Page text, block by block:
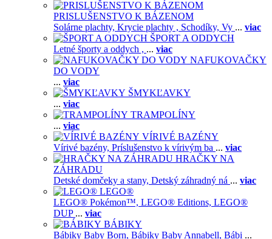
PRISLUŠENSTVO K BÁZENOM
Solárne plachty, Krycie plachty , Schodíky, Vy ... viac
ŠPORT A ODDYCH
Letné športy a oddych , ... viac
NAFUKOVAČKY
DO VODY
... viac
ŠMYKĽAVKY
... viac
TRAMPOLÍNY
... viac
VÍRIVÉ BAZÉNY
Vírivé bazény, Príslušenstvo k vírivým ba ... viac
HRAČKY NA
ZÁHRADU
Detské domčeky a stany, Detský záhradný ná ... viac
LEGO®
LEGO® Pokémon™, LEGO® Editions, LEGO®
DUP ... viac
BÁBIKY
Bábiky Baby Born, Bábiky Baby Annabell, Bábi ...